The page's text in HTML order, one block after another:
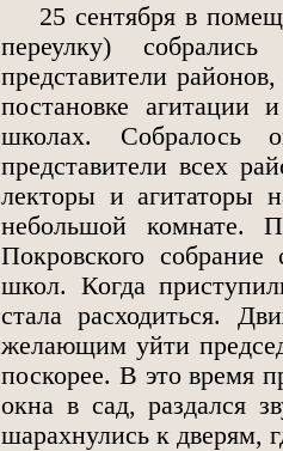
25 сентября в
переулку)
представители
постановке
школах. Собралось
представители всех
лекторы и агитаторы
небольшой комнате.
Покровского собрание
школ. Когда
стала расходиться.
желающим уйти
поскорее. В это время
окна в сад, раздался
шарахнулись к дверям,